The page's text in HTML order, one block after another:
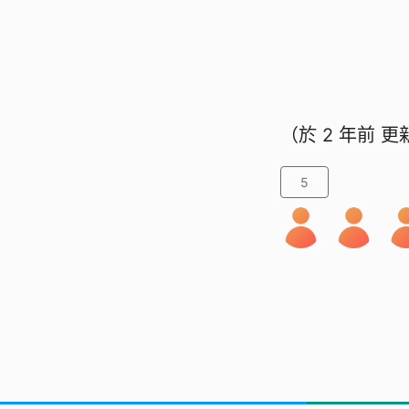
（於 2 年前 更
5